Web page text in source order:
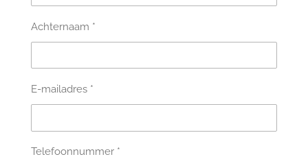
Achternaam *
E-mailadres *
Telefoonnummer *